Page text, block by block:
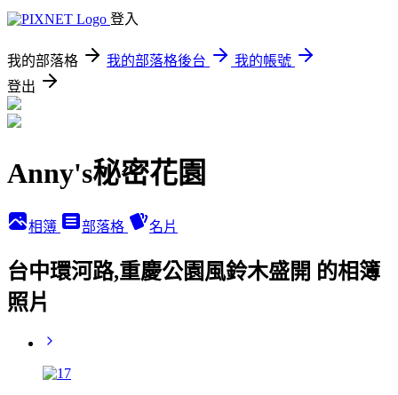
登入
我的部落格 我的部落格後台
我的帳號
登出
Anny's秘密花園
相簿 部落格 名片
台中環河路,重慶公園風鈴木盛開 的相簿
照片